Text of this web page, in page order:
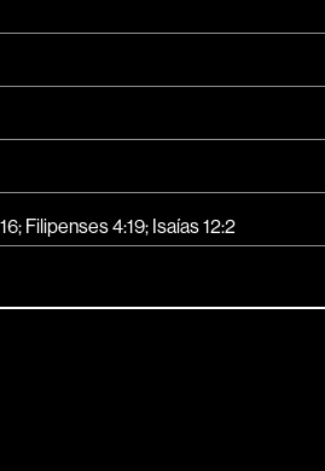
Filipenses 4:19; Isaías 12:2